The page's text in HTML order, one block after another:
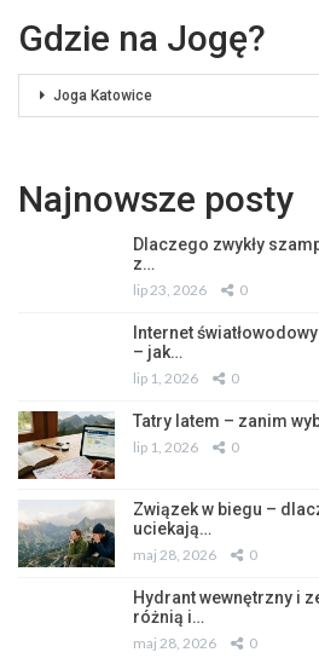
Gdzie na Jogę?
Joga Katowice
Najnowsze posty
Dlaczego zwykły
z…
lip 23, 2026 0
Internet
– jak…
lip 1, 2026 0
Tatry latem – zanim
lip 1, 2026 0
Związek w biegu –
uciekają…
maj 28, 2026 0
Hydrant wewnętrzny i
różnią i…
maj 28, 2026 0